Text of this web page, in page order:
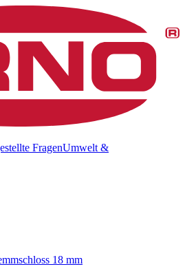
FragenUmwelt &
18 mm